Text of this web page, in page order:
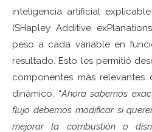
inteligencia artificial
(SHapley Additive
peso a cada variable en
resultado. Esto les permitió
componentes más
dinámico. “Ahora sabemos
flujo debemos modificar si
mejorar la combustión o